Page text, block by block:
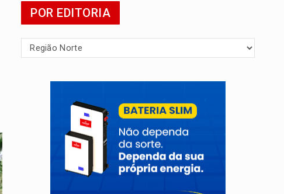
POR EDITORIA